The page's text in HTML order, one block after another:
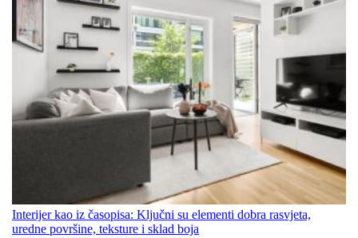
Interijer kao iz časopisa: Ključni su elementi dobra rasvjeta,
uredne površine, teksture i sklad boja